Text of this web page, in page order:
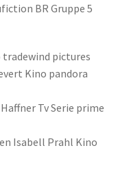
BR Gruppe 5
tradewind pictures
Kino pandora
Tv Serie prime
Isabell Prahl Kino